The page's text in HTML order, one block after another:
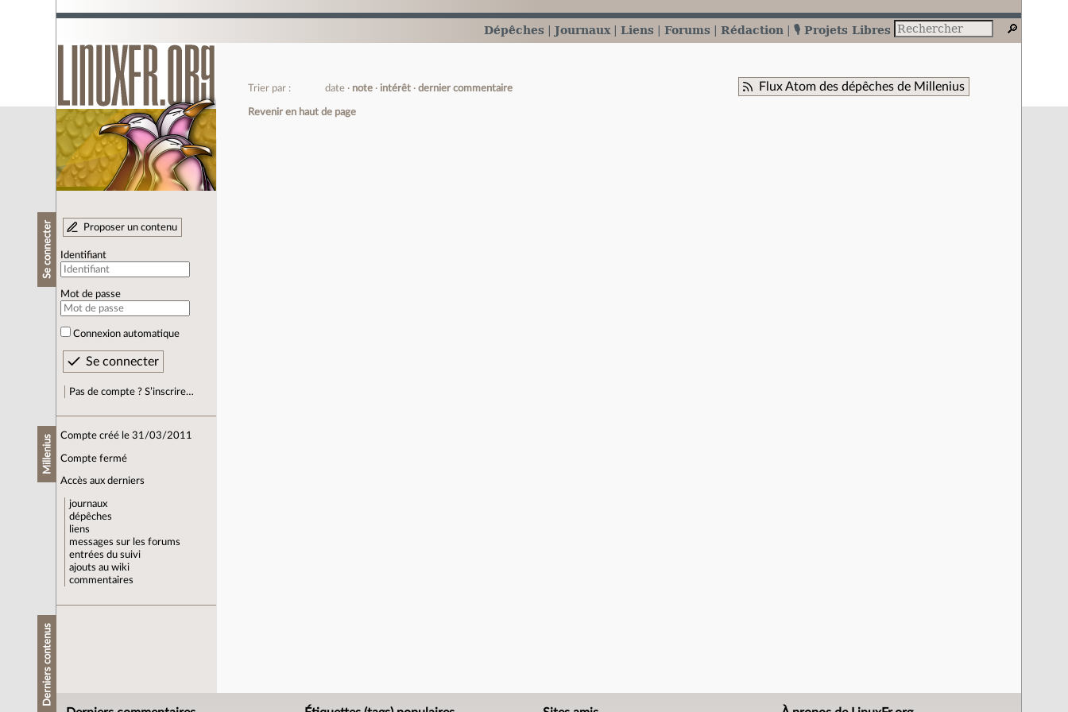
Dépêches Journaux Liens Forums Rédaction 🎙️ Projets Libres
Se connecter Proposer un contenu
Identifiant
Mot de passe
Connexion automatique
Pas de compte ? S’inscrire…
Millenius Compte créé le 31/03/2011
Compte fermé
Accès aux derniers
journaux
dépêches
liens
messages sur les forums
entrées du suivi
ajouts au wiki
commentaires
Derniers contenus
Flux Atom des dépêches de Millenius
Trier par : date note intérêt dernier commentaire
Revenir en haut de page